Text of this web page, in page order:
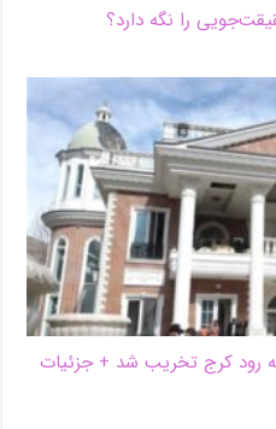
را نگه دارد؟
رود کرج تخریب شد + جزئیات